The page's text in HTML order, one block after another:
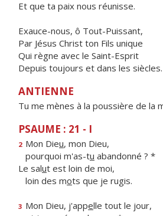
Et que ta paix nous réunisse.
Exauce-nous, ô Tout-Puissant,
Par Jésus Christ ton Fils unique
Qui règne avec le Saint-Esprit
Depuis toujours et dans les siècles.
ANTIENNE
Tu me mènes à la poussière de la
PSAUME : 21 - I
2 Mon Dieu, mon Dieu,
pourquoi m'as-tu abandonné ? *
Le salut est loin de moi,
loin des mots que je rugis.
3 Mon Dieu, j'appelle tout le jour,